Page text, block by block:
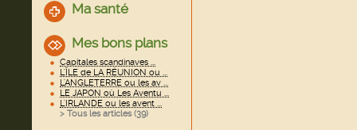
Ma santé
Mes bons plans
Capitales scandinaves ...
L'ÎLE de LA RÉUNION ou ...
L'ANGLETERRE ou les av ...
LE JAPON où Les Aventu ...
L'IRLANDE ou les avent ...
> Tous les articles (39)